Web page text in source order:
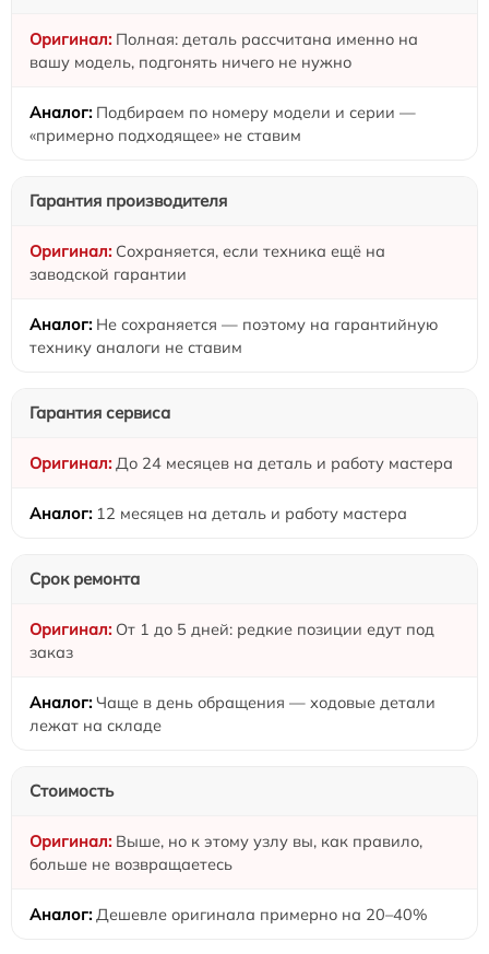
Полная: деталь рассчитана именно на
вашу модель, подгонять ничего не нужно
Подбираем по номеру модели и серии —
«примерно подходящее» не ставим
Гарантия производителя
Сохраняется, если техника ещё на
заводской гарантии
Не сохраняется — поэтому на гарантийную
технику аналоги не ставим
Гарантия сервиса
До 24 месяцев на деталь и работу мастера
12 месяцев на деталь и работу мастера
Срок ремонта
От 1 до 5 дней: редкие позиции едут под
заказ
Чаще в день обращения — ходовые детали
лежат на складе
Стоимость
Выше, но к этому узлу вы, как правило,
больше не возвращаетесь
Дешевле оригинала примерно на 20–40%